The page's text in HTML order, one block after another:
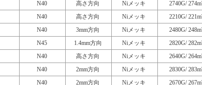
N40 高さ方向 Niメッキ
2740G/
N40 高さ方向 Niメッキ
2210G/
N40 3mm方向 Niメッキ
2480G/
N45 1.4mm方向 Niメッキ
2820G/
N40 高さ方向 Niメッキ
2640G/
N40 2mm方向 Niメッキ
2830G/
N40 2mm方向 Niメッキ 2670G/